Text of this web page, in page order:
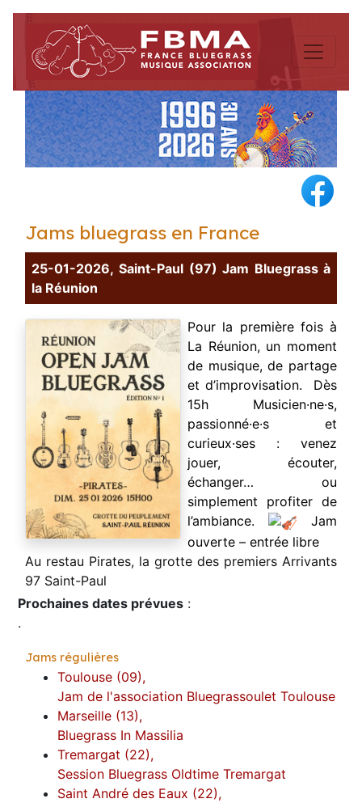
Jams bluegrass en France
25-01-2026, Saint-Paul (97) Jam Bluegrass à
la Réunion
Pour la première fois à
La Réunion, un moment
de musique, de partage
et d’improvisation.
Dès
15h Musicien·ne·s,
passionné·e·s et
curieux·ses : venez
jouer, écouter,
échanger… ou
simplement profiter de
l’ambiance.
Jam
ouverte – entrée libre
Au restau Pirates, la grotte des premiers Arrivants
97 Saint-Paul
Prochaines dates prévues :
.
Jams régulières
Toulouse (09),
Jam de l'association Bluegrassoulet Toulouse
Marseille (13),
Bluegrass In Massilia
Tremargat (22),
Session Bluegrass Oldtime Tremargat
Saint André des Eaux (22),